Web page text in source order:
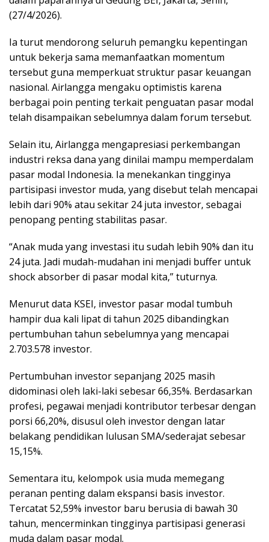
(27/4/2026).
Ia turut mendorong seluruh pemangku kepentingan
untuk bekerja sama memanfaatkan momentum
tersebut guna memperkuat struktur pasar keuangan
nasional. Airlangga mengaku optimistis karena
berbagai poin penting terkait penguatan pasar modal
telah disampaikan sebelumnya dalam forum tersebut.
Selain itu, Airlangga mengapresiasi perkembangan
industri reksa dana yang dinilai mampu memperdalam
pasar modal Indonesia. Ia menekankan tingginya
partisipasi investor muda, yang disebut telah mencapai
lebih dari 90% atau sekitar 24 juta investor, sebagai
penopang penting stabilitas pasar.
“Anak muda yang investasi itu sudah lebih 90% dan itu
24 juta. Jadi mudah-mudahan ini menjadi buffer untuk
shock absorber di pasar modal kita,” tuturnya.
Menurut data KSEI, investor pasar modal tumbuh
hampir dua kali lipat di tahun 2025 dibandingkan
pertumbuhan tahun sebelumnya yang mencapai
2.703.578 investor.
Pertumbuhan investor sepanjang 2025 masih
didominasi oleh laki-laki sebesar 66,35%. Berdasarkan
profesi, pegawai menjadi kontributor terbesar dengan
porsi 66,20%, disusul oleh investor dengan latar
belakang pendidikan lulusan SMA/sederajat sebesar
15,15%.
Sementara itu, kelompok usia muda memegang
peranan penting dalam ekspansi basis investor.
Tercatat 52,59% investor baru berusia di bawah 30
tahun, mencerminkan tingginya partisipasi generasi
muda dalam pasar modal.